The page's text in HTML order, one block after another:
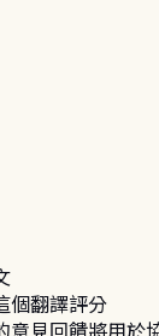
個翻譯評分